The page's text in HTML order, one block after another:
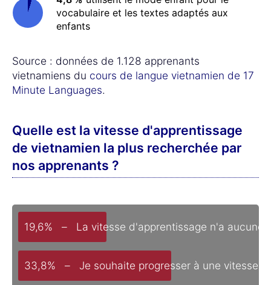
vocabulaire et les textes adaptés aux
enfants
Source : données de 1.128 apprenants
vietnamiens du cours de langue vietnamien de 17
Minute Languages.
Quelle est la vitesse d'apprentissage
de vietnamien la plus recherchée par
nos apprenants ?
19,6% – La vitesse d'apprentissage n'a aucune
33,8% – Je souhaite progresser à une vitesse